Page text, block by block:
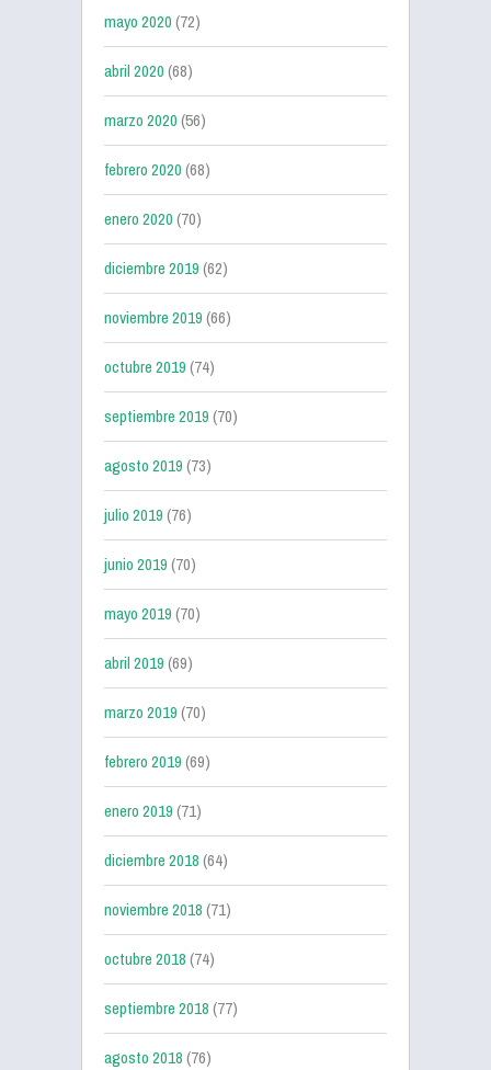
mayo 2020(72)
abril 2020(68)
marzo 2020(56)
febrero 2020(68)
enero 2020(70)
diciembre 2019(62)
noviembre 2019(66)
octubre 2019(74)
septiembre 2019(70)
agosto 2019(73)
julio 2019(76)
junio 2019(70)
mayo 2019(70)
abril 2019(69)
marzo 2019(70)
febrero 2019(69)
enero 2019(71)
diciembre 2018(64)
noviembre 2018(71)
octubre 2018(74)
septiembre 2018(77)
agosto 2018(76)